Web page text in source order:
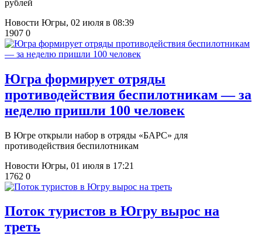
рублей
Новости Югры, 02 июля в 08:39
1907 0
Югра формирует отряды
противодействия беспилотникам — за
неделю пришли 100 человек
В Югре открыли набор в отряды «БАРС» для
противодействия беспилотникам
Новости Югры, 01 июля в 17:21
1762 0
Поток туристов в Югру вырос на
треть